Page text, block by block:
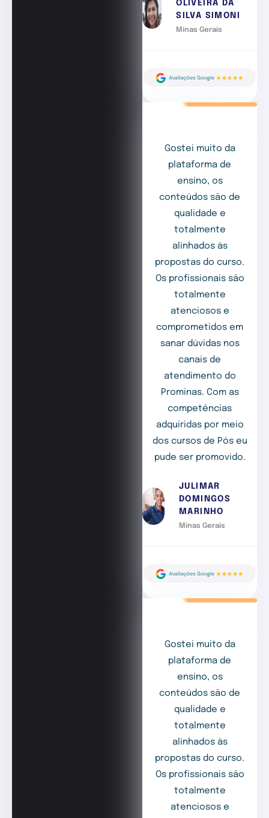
OLIVEIRA DA
SILVA SIMONI
Minas Gerais
Gostei muito da
plataforma de
ensino, os
conteúdos são de
qualidade e
totalmente
alinhados às
propostas do curso.
Os profissionais são
totalmente
atenciosos e
comprometidos em
sanar dúvidas nos
canais de
atendimento do
Prominas. Com as
competências
adquiridas por meio
dos cursos de Pós eu
pude ser promovido.
JULIMAR
DOMINGOS
MARINHO
Minas Gerais
Gostei muito da
plataforma de
ensino, os
conteúdos são de
qualidade e
totalmente
alinhados às
propostas do curso.
Os profissionais são
totalmente
atenciosos e